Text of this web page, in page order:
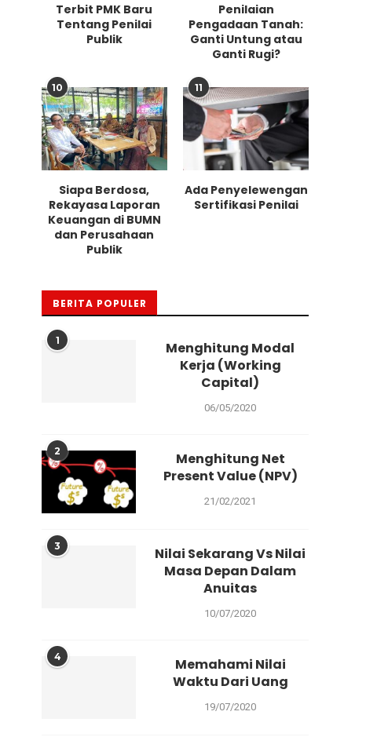
Terbit PMK Baru
Tentang Penilai
Publik
Penilaian
Pengadaan Tanah:
Ganti Untung atau
Ganti Rugi?
10
Siapa Berdosa,
Rekayasa Laporan
Keuangan di BUMN
dan Perusahaan
Publik
11
Ada Penyelewengan
Sertifikasi Penilai
BERITA POPULER
1
Menghitung Modal
Kerja (Working
Capital)
06/05/2020
2
Menghitung Net
Present Value (NPV)
21/02/2021
3
Nilai Sekarang Vs Nilai
Masa Depan Dalam
Anuitas
10/07/2020
4
Memahami Nilai
Waktu Dari Uang
19/07/2020